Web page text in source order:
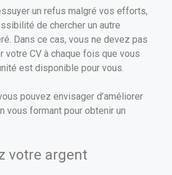
un refus malgré vos efforts,
de chercher un autre
Dans ce cas, vous ne devez pas
votre CV à chaque fois que vous
est disponible pour vous.
pouvez envisager d’améliorer
vous formant pour obtenir un
votre argent